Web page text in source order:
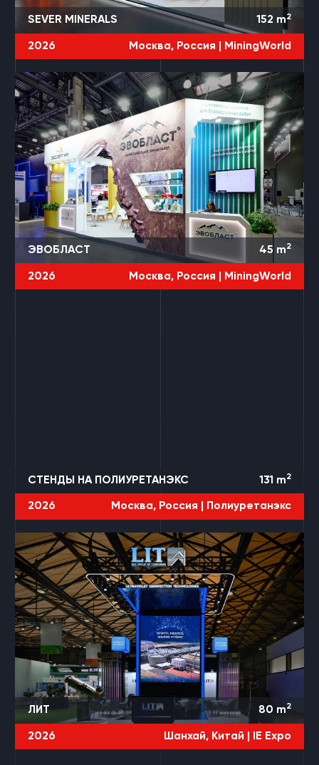
SEVER MINERALS 152 m2
2026 Москва, Россия | MiningWorld
ЭВОБЛАСТ 45 m2
2026 Москва, Россия | MiningWorld
3 ПРОЕКТА
СТЕНДЫ НА ПОЛИУРЕТАНЭКС 131 m2
2026 Москва, Россия | Полиуретанэкс
ЛИТ 80 m2
2026 Шанхай, Китай | IE Expo